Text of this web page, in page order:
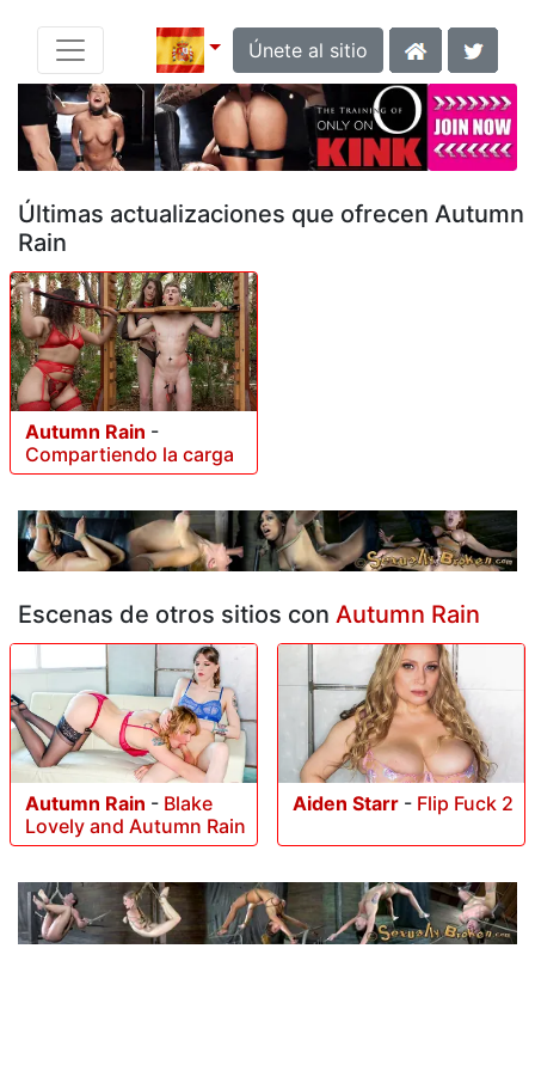
Únete al sitio
Últimas actualizaciones que ofrecen Autumn
Rain
Autumn Rain -
Compartiendo la carga
Escenas de otros sitios con Autumn Rain
Autumn Rain - Blake
Lovely and Autumn Rain
Aiden Starr - Flip Fuck 2